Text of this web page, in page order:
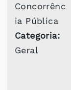
Concorrênc
ia Pública
Categoria:
Geral